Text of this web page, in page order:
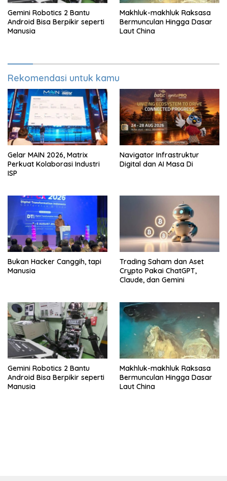
Gemini Robotics 2 Bantu
Android Bisa Berpikir seperti
Manusia
Makhluk-makhluk Raksasa
Bermunculan Hingga Dasar
Laut China
Rekomendasi untuk kamu
Gelar MAIN 2026, Matrix
Perkuat Kolaborasi Industri
ISP
Navigator Infrastruktur
Digital dan AI Masa Di
Bukan Hacker Canggih, tapi
Manusia
Trading Saham dan Aset
Crypto Pakai ChatGPT,
Claude, dan Gemini
Gemini Robotics 2 Bantu
Android Bisa Berpikir seperti
Manusia
Makhluk-makhluk Raksasa
Bermunculan Hingga Dasar
Laut China